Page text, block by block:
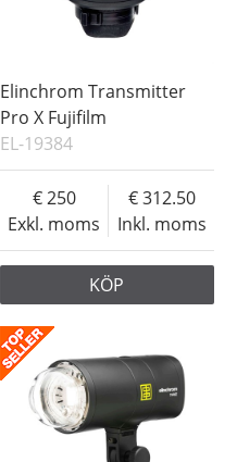
Elinchrom Transmitter
Pro X Fujifilm
EL-19384
Exkl. moms
250
Inkl. moms
312.50
KÖP